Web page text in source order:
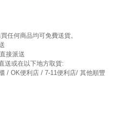
任何商品均可免費送貨。
接派送
送或在以下地方取貨:
/ OK便利店 / 7-11便利店/ 其他順豐